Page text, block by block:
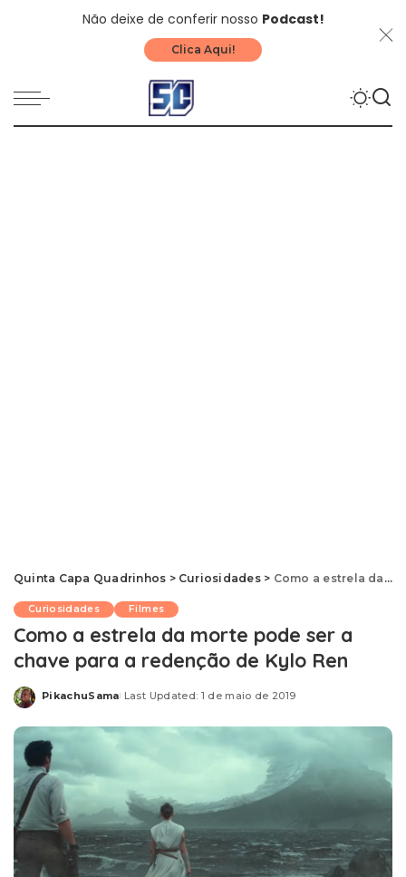
Não deixe de conferir nosso Podcast!
Clica Aqui!
Quinta Capa Quadrinhos > Curiosidades> Como a estrela da morte pode ser a chave para a redenção de Kylo Ren
Curiosidades Filmes
Como a estrela da morte pode ser a
chave para a redenção de Kylo Ren
Posted
PikachuSama Last Updated: 1 de maio de 2019